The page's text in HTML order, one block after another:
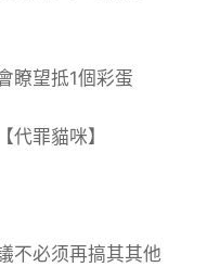
瞭望抵1個彩蛋
代罪貓咪】
不必须再搞其其他